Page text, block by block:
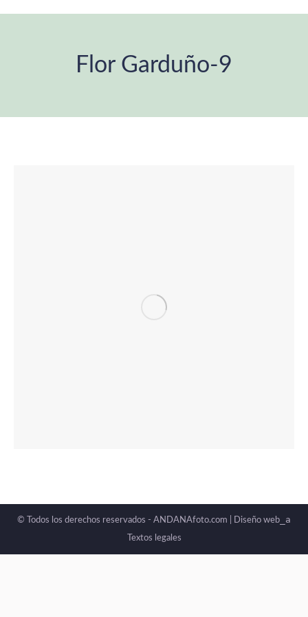
Flor Garduño-9
© Todos los derechos reservados - ANDANAfoto.com | Diseño web _a
Textos legales